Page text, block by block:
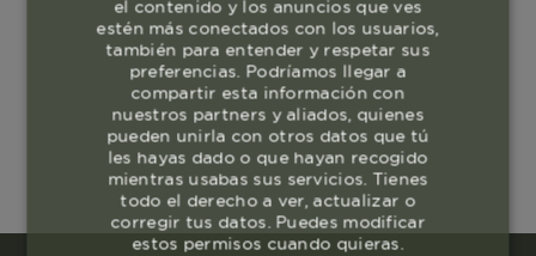
el contenido y los anuncios que ves
estén más conectados con los usuarios,
también para entender y respetar sus
preferencias. Podríamos llegar a
compartir esta información con
nuestros partners y aliados, quienes
pueden unirla con otros datos que tú
les hayas dado o que hayan recogido
mientras usabas sus servicios. Tienes
todo el derecho a ver, actualizar o
corregir tus datos. Puedes modificar
estos permisos cuando quieras.